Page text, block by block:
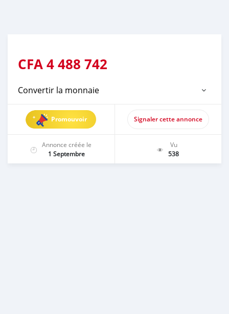
CFA4 488 742
Convertir la monnaie
Promouvoir Signaler cette annonce
Annonce créée le
1 Septembre
Vu
538